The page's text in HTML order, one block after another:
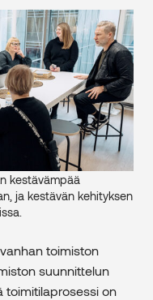
kestävämpää
ja kestävän kehityksen
toimiston
suunnittelun
toimitilaprosessi on